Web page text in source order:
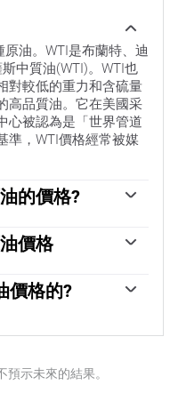
油。WTI是布蘭特、迪
中質油(WTI)。WTI也
對較低的重力和含硫量
高品質油。它在美國采
心被認為是「世界管道
準，WTI價格經常被媒
的價格?
長的驅動力，反之亦
、戰爭和製裁可能會
驅動因素。美元的價值
價格
變化反映了供需的波
能表明需求增加，從而
環境影響評估報告於周
為更可靠，因為它是一
價格的?
成員國的生產配額。他
歐佩克增加產量時，
示未來的結果。